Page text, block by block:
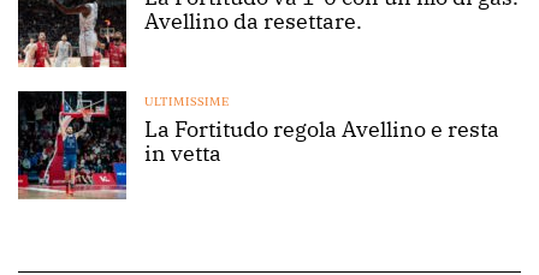
Avellino da resettare.
ULTIMISSIME
La Fortitudo regola Avellino e resta
in vetta